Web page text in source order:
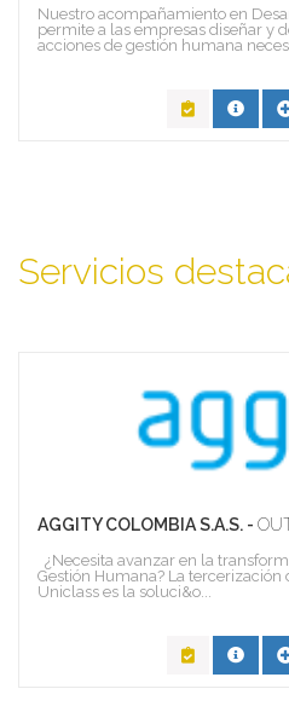
Nuestro acompañamiento en
permite a las empresas diseñar y
acciones de gestión humana
Servicios
AGGITY COLOMBIA S.A.S. -
¿Necesita avanzar en la
Gestión Humana? La
Uniclass es la soluci&o...